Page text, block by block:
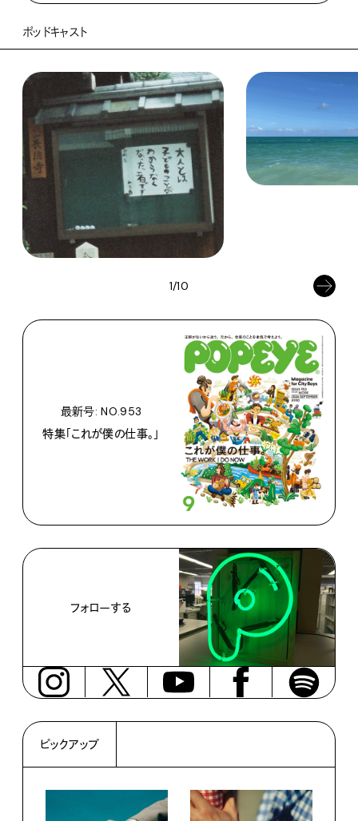
ポッドキャスト
1/10
最新号: NO.953
特集「これが僕の仕事。」
フォローする
ピックアップ